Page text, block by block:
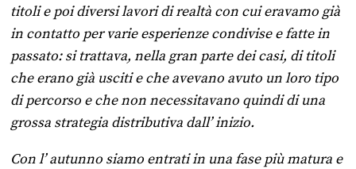
titoli e poi diversi lavori di realtà con cui eravamo già
in contatto per varie esperienze condivise e fatte in
passato: si trattava, nella gran parte dei casi, di titoli
che erano già usciti e che avevano avuto un loro tipo
di percorso e che non necessitavano quindi di una
grossa strategia distributiva dall’ inizio.
Con l’ autunno siamo entrati in una fase più matura e